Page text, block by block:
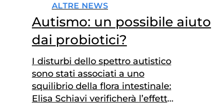
ALTRE NEWS
Autismo: un possibile aiuto
dai probiotici?
I disturbi dello spettro autistico
sono stati associati a uno
squilibrio della flora intestinale:
Elisa Schiavi verificherà l’effetto